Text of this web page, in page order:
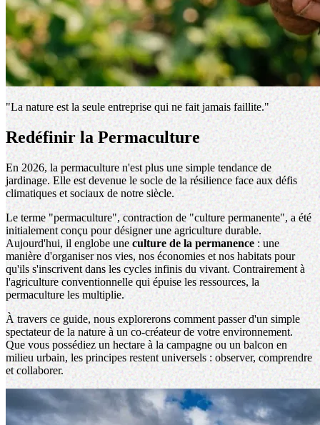
"La nature est la seule entreprise qui ne fait jamais faillite."
Redéfinir la Permaculture
En 2026, la permaculture n'est plus une simple tendance de
jardinage. Elle est devenue le socle de la résilience face aux défis
climatiques et sociaux de notre siècle.
Le terme "permaculture", contraction de "culture permanente", a été
initialement conçu pour désigner une agriculture durable.
Aujourd'hui, il englobe uneculture de la permanence : une
manière d'organiser nos vies, nos économies et nos habitats pour
qu'ils s'inscrivent dans les cycles infinis du vivant. Contrairement à
l'agriculture conventionnelle qui épuise les ressources, la
permaculture les multiplie.
À travers ce guide, nous explorerons comment passer d'un simple
spectateur de la nature à un co-créateur de votre environnement.
Que vous possédiez un hectare à la campagne ou un balcon en
milieu urbain, les principes restent universels : observer, comprendre
et collaborer.